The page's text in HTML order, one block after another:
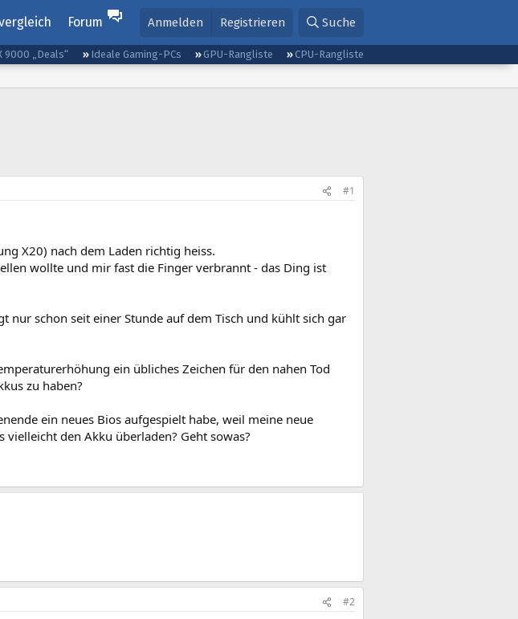
Forum Anmelden Registrieren Suche
9000 „Deals“ Ideale Gaming-PCs GPU-Rangliste
CPU-Rangliste
#1
X20) nach dem Laden richtig heiss.
wollte und mir fast die Finger verbrannt - das Ding ist
nur schon seit einer Stunde auf dem Tisch und kühlt sich gar
ein übliches Zeichen für den nahen Tod
zu haben?
ein neues Bios aufgespielt habe, weil meine neue
den Akku überladen? Geht sowas?
#2